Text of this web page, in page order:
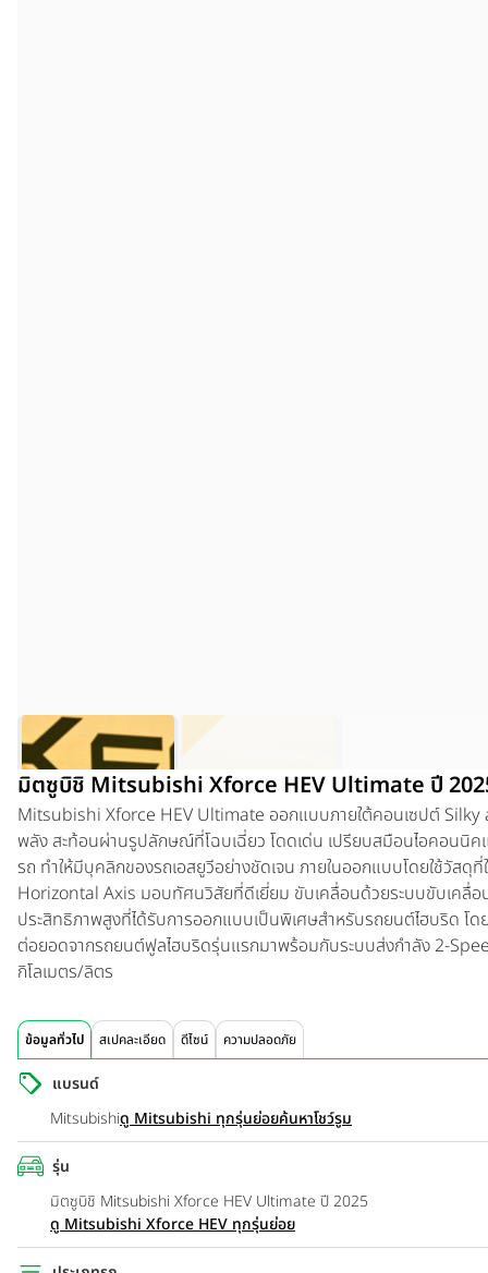
มิตซูบิชิ Mitsubishi Xforce HEV Ultimate ปี
Mitsubishi Xforce HEV Ultimate ออกแบบภายใต้คอนเซปต์
พลัง สะท้อนผ่านรูปลักษณ์ที่โฉบเฉี่ยว โดดเด่น เปรียบสมือนไอคอนนิ
รถ ทำให้มีบุคลิกของรถเอสยูวีอย่างชัดเจน ภายในออกแบบโดยใช้วัส
Horizontal Axis มอบทัศนวิสัยที่ดีเยี่ยม ขับเคลื่อนด้วยระบบขับเคลื่อ
ประสิทธิภาพสูงที่ได้รับการออกแบบเป็นพิเศษสำหรับรถยนต์ไฮบริด โ
ต่อยอดจากรถยนต์ฟูลไฮบริดรุ่นแรกมาพร้อมกับระบบส่งกำลัง 2-
กิโลเมตร/ลิตร
ข้อมูลทั่วไป สเปคละเอียด ดีไซน์ ความปลอดภัย
แบรนด์
Mitsubishiดู Mitsubishi ทุกรุ่นย่อยค้นหาโชว์รูม
รุ่น
มิตซูบิชิ Mitsubishi Xforce HEV Ultimate ปี 2025
ดู Mitsubishi Xforce HEV ทุกรุ่นย่อย